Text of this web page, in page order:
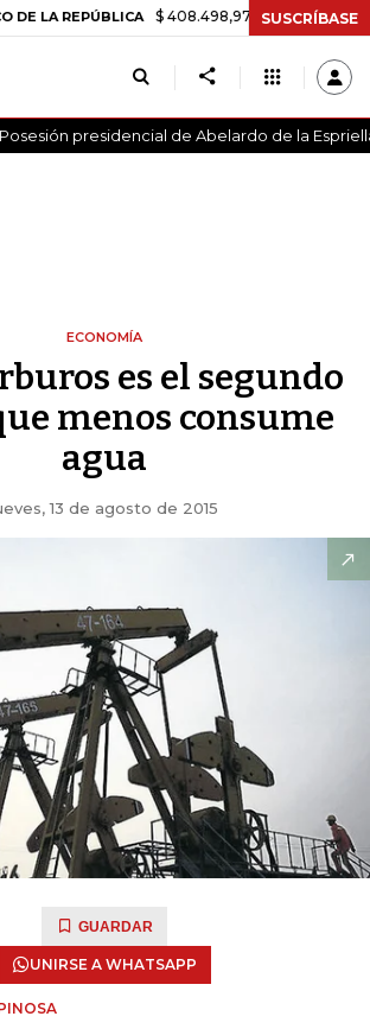
REPÚBLICA $ 408.498,97 +$ 8.753,81 +2,19%
SUSCRÍBASE
Posesión presidencial de Abelardo de la
ECONOMÍA
es el segundo
menos consume
agua
13 de agosto de 2015
GUARDAR
UNIRSE A WHATSAPP